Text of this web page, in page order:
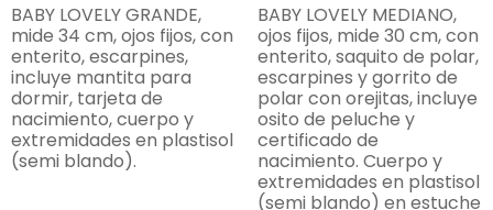
BABY LOVELY GRANDE,
mide 34 cm, ojos fijos, con
enterito, escarpines,
incluye mantita para
dormir, tarjeta de
nacimiento, cuerpo y
extremidades en plastisol
(semi blando).
BABY LOVELY MEDIANO,
ojos fijos, mide 30 cm, con
enterito, saquito de polar,
escarpines y gorrito de
polar con orejitas, incluye
osito de peluche y
certificado de
nacimiento. Cuerpo y
extremidades en plastisol
(semi blando) en estuche